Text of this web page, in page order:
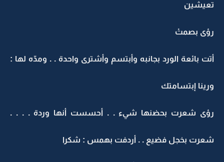
تعيشين
رؤى بصمتْ
أتت بائعة الورد بجانبه وأبتسم وأشترى واحدة . . ومدّه لها :
ورينا إبتسامتك
رؤى شعرت بحضنها شيء . . أحسست أنها وردة . . . .
شعرت بخجل فضيع . . أردفت بهمس : شكرا